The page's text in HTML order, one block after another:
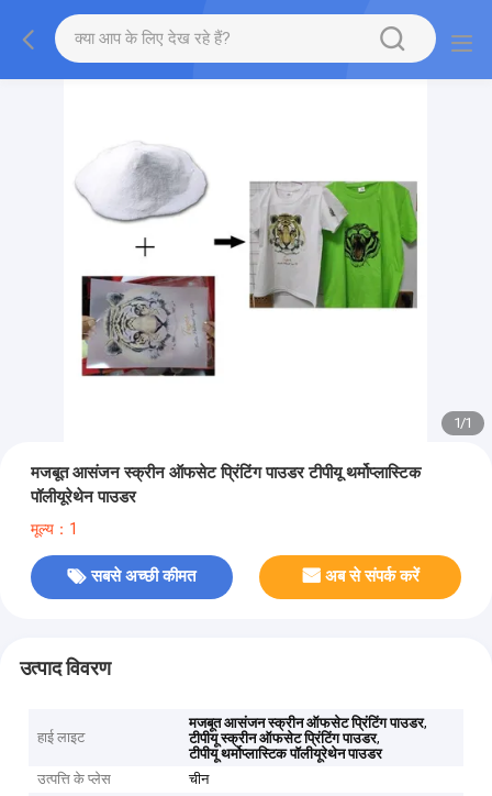
1/1
मजबूत आसंजन स्क्रीन ऑफसेट प्रिंटिंग पाउडर टीपीयू थर्मोप्लास्टिक
पॉलीयूरेथेन पाउडर
मूल्य：1
सबसे अच्छी कीमत अब से संपर्क करें
उत्पाद विवरण
हाई लाइट
मजबूत आसंजन स्क्रीन ऑफसेट प्रिंटिंग पाउडर,
टीपीयू स्क्रीन ऑफसेट प्रिंटिंग पाउडर,
टीपीयू थर्मोप्लास्टिक पॉलीयूरेथेन पाउडर
उत्पत्ति के प्लेस
चीन